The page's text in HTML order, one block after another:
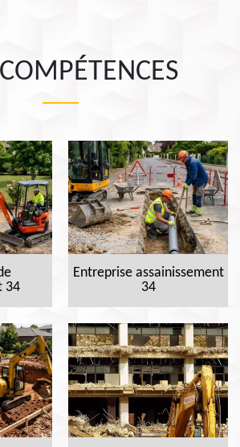
34
Entreprise assainissement
34